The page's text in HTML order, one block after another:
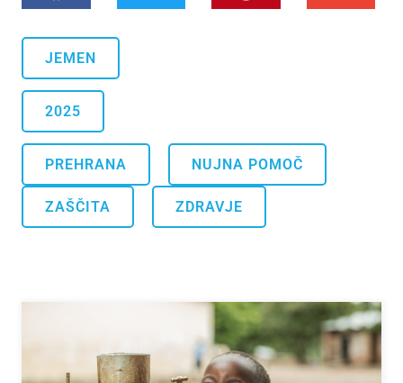
JEMEN
2025
PREHRANA NUJNA POMOČ
ZAŠČITA ZDRAVJE